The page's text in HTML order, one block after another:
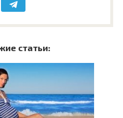
статьи: